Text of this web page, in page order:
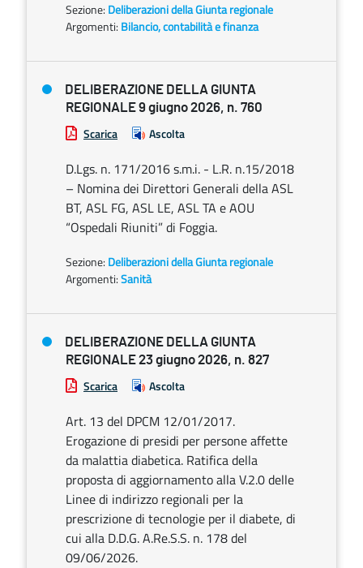
Sezione: Deliberazioni della Giunta regionale
Argomenti: Bilancio, contabilità e finanza
DELIBERAZIONE DELLA GIUNTA
REGIONALE 9 giugno 2026, n. 760
Scarica Ascolta
D.Lgs. n. 171/2016 s.m.i. - L.R. n.15/2018
– Nomina dei Direttori Generali della ASL
BT, ASL FG, ASL LE, ASL TA e AOU
“Ospedali Riuniti” di Foggia.
Sezione: Deliberazioni della Giunta regionale
Argomenti:Sanità
DELIBERAZIONE DELLA GIUNTA
REGIONALE 23 giugno 2026, n. 827
Scarica Ascolta
Art. 13 del DPCM 12/01/2017.
Erogazione di presidi per persone affette
da malattia diabetica. Ratifica della
proposta di aggiornamento alla V.2.0 delle
Linee di indirizzo regionali per la
prescrizione di tecnologie per il diabete, di
cui alla D.D.G. A.Re.S.S. n. 178 del
09/06/2026.